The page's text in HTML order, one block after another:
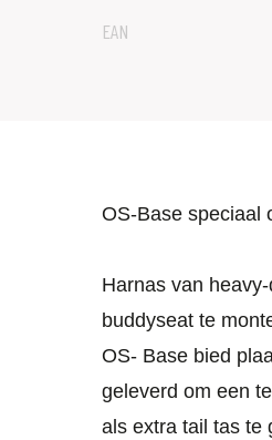
EAN
OS-Base speciaal
Harnas van
buddyseat te
OS- Base bied
geleverd om een
als extra tail tas te